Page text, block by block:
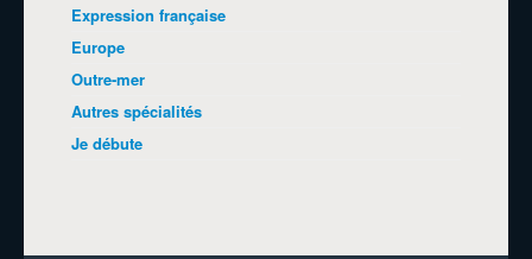
Expression française
Europe
Outre-mer
Autres spécialités
Je débute